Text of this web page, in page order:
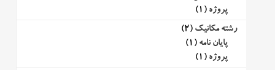
پروژه (1)
رشته مکانیک (2)
پایان نامه (1)
پروژه (1)